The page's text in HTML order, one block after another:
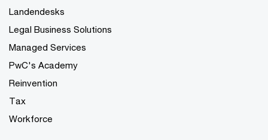
Landendesks
Legal Business Solutions
Managed Services
PwC's Academy
Reinvention
Tax
Workforce